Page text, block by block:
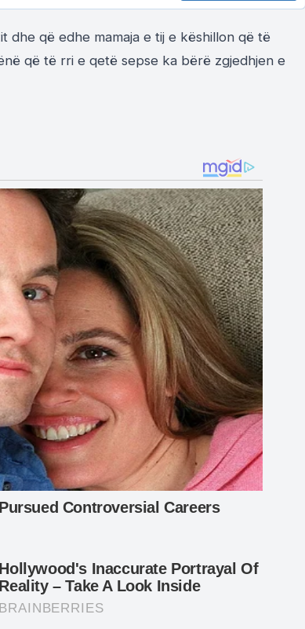
dhe që edhe mamaja e tij e këshillon që të
që të rri e qetë sepse ka bërë zgjedhjen e